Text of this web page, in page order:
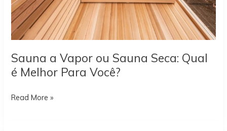
Sauna a Vapor ou Sauna Seca: Qual
é Melhor Para Você?
Sauna
Read More »